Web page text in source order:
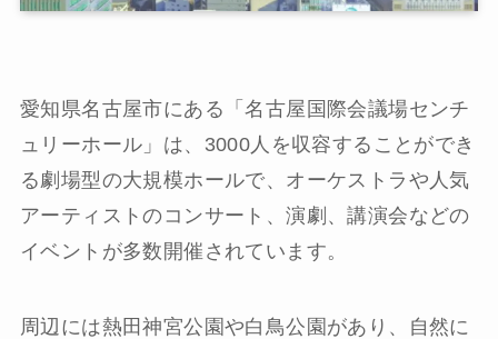
愛知県名古屋市にある「名古屋国際会議場センチ
ュリーホール」は、3000人を収容することができ
る劇場型の大規模ホールで、オーケストラや人気
アーティストのコンサート、演劇、講演会などの
イベントが多数開催されています。
周辺には熱田神宮公園や白鳥公園があり、自然に